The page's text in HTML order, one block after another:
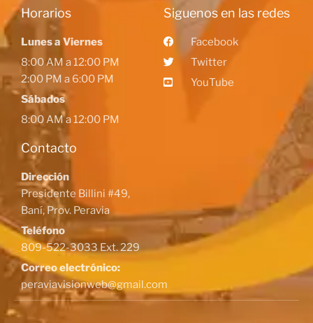
Horarios
Lunes a Viernes
8:00 AM a 12:00 PM
2:00 PM a 6:00 PM
Sábados
8:00 AM a 12:00 PM
Contacto
Dirección
Presidente Billini #49,
Baní, Prov. Peravia
Teléfono
809-522-3033 Ext. 229
Correo electrónico:
peraviavisionweb@gmail.com
Siguenos en las redes
Facebook
Twitter
YouTube